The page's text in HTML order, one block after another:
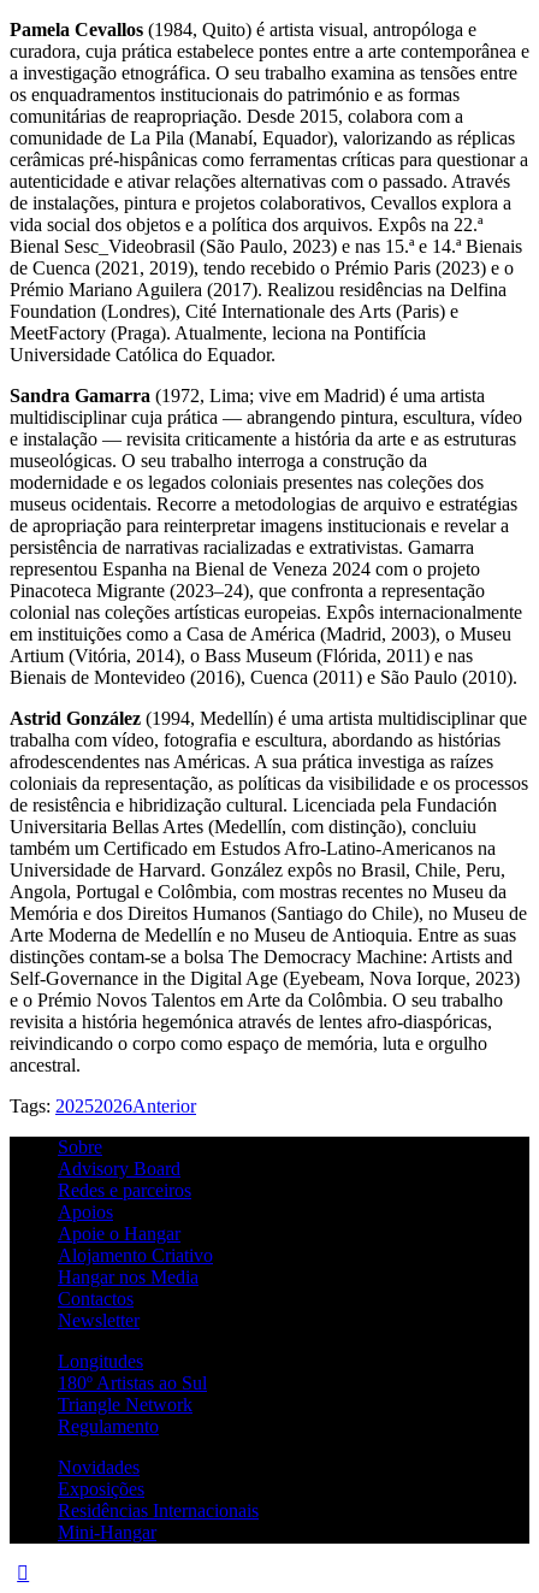
Pamela Cevallos (1984, Quito) é artista visual, antropóloga e
curadora, cuja prática estabelece pontes entre a arte contemporânea e
a investigação etnográfica. O seu trabalho examina as tensões entre
os enquadramentos institucionais do património e as formas
comunitárias de reapropriação. Desde 2015, colabora com a
comunidade de La Pila (Manabí, Equador), valorizando as réplicas
cerâmicas pré-hispânicas como ferramentas críticas para questionar a
autenticidade e ativar relações alternativas com o passado. Através
de instalações, pintura e projetos colaborativos, Cevallos explora a
vida social dos objetos e a política dos arquivos. Expôs na 22.ª
Bienal Sesc_Videobrasil (São Paulo, 2023) e nas 15.ª e 14.ª Bienais
de Cuenca (2021, 2019), tendo recebido o Prémio Paris (2023) e o
Prémio Mariano Aguilera (2017). Realizou residências na Delfina
Foundation (Londres), Cité Internationale des Arts (Paris) e
MeetFactory (Praga). Atualmente, leciona na Pontifícia
Universidade Católica do Equador.
Sandra Gamarra (1972, Lima; vive em Madrid) é uma artista
multidisciplinar cuja prática — abrangendo pintura, escultura, vídeo
e instalação — revisita criticamente a história da arte e as estruturas
museológicas. O seu trabalho interroga a construção da
modernidade e os legados coloniais presentes nas coleções dos
museus ocidentais. Recorre a metodologias de arquivo e estratégias
de apropriação para reinterpretar imagens institucionais e revelar a
persistência de narrativas racializadas e extrativistas. Gamarra
representou Espanha na Bienal de Veneza 2024 com o projeto
Pinacoteca Migrante (2023–24), que confronta a representação
colonial nas coleções artísticas europeias. Expôs internacionalmente
em instituições como a Casa de América (Madrid, 2003), o Museu
Artium (Vitória, 2014), o Bass Museum (Flórida, 2011) e nas
Bienais de Montevideo (2016), Cuenca (2011) e São Paulo (2010).
Astrid González (1994, Medellín) é uma artista multidisciplinar que
trabalha com vídeo, fotografia e escultura, abordando as histórias
afrodescendentes nas Américas. A sua prática investiga as raízes
coloniais da representação, as políticas da visibilidade e os processos
de resistência e hibridização cultural. Licenciada pela Fundación
Universitaria Bellas Artes (Medellín, com distinção), concluiu
também um Certificado em Estudos Afro-Latino-Americanos na
Universidade de Harvard. González expôs no Brasil, Chile, Peru,
Angola, Portugal e Colômbia, com mostras recentes no Museu da
Memória e dos Direitos Humanos (Santiago do Chile), no Museu de
Arte Moderna de Medellín e no Museu de Antioquia. Entre as suas
distinções contam-se a bolsa The Democracy Machine: Artists and
Self-Governance in the Digital Age (Eyebeam, Nova Iorque, 2023)
e o Prémio Novos Talentos em Arte da Colômbia. O seu trabalho
revisita a história hegemónica através de lentes afro-diaspóricas,
reivindicando o corpo como espaço de memória, luta e orgulho
ancestral.
Tags: 20252026Anterior
Sobre
Advisory Board
Redes e parceiros
Apoios
Apoie o Hangar
Alojamento Criativo
Hangar nos Media
Contactos
Newsletter
Longitudes
180º Artistas ao Sul
Triangle Network
Regulamento
Novidades
Exposições
Residências Internacionais
Mini-Hangar